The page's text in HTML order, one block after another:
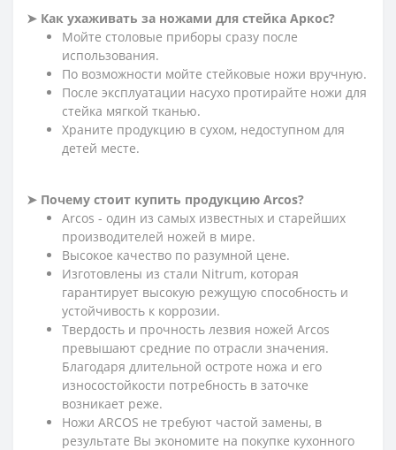
➤ Как ухаживать за ножами для стейка Аркос?
Мойте столовые приборы сразу после
использования.
По возможности мойте стейковые ножи вручную.
После эксплуатации насухо протирайте ножи для
стейка мягкой тканью.
Храните продукцию в сухом, недоступном для
детей месте.
➤ Почему стоит купить продукцию Arcos?
Arcos - один из самых известных и старейших
производителей ножей в мире.
Высокое качество по разумной цене.
Изготовлены из стали Nitrum, которая
гарантирует высокую режущую способность и
устойчивость к коррозии.
Твердость и прочность лезвия ножей Arcos
превышают средние по отрасли значения.
Благодаря длительной остроте ножа и его
износостойкости потребность в заточке
возникает реже.
Ножи ARCOS не требуют частой замены, в
результате Вы экономите на покупке кухонного